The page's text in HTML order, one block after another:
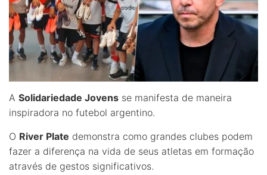
A Solidariedade Jovens se manifesta de maneira
inspiradora no futebol argentino.
O River Plate demonstra como grandes clubes podem
fazer a diferença na vida de seus atletas em formação
através de gestos significativos.